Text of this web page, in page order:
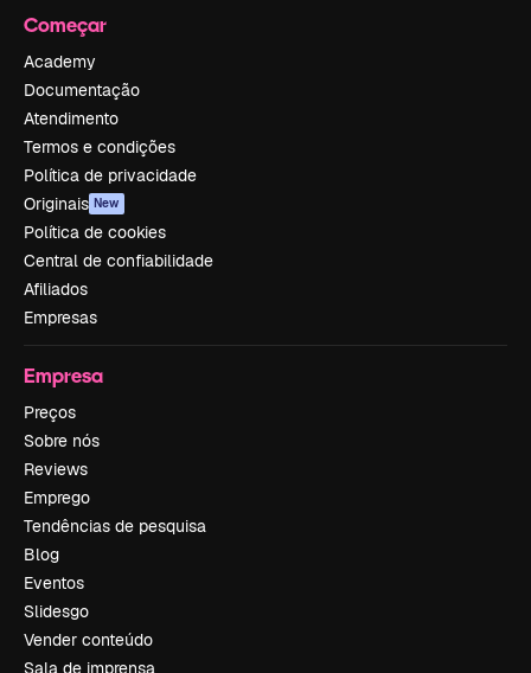
Começar
Academy
Documentação
Atendimento
Termos e condições
Política de privacidade
Originais New
Política de cookies
Central de confiabilidade
Afiliados
Empresas
Empresa
Preços
Sobre nós
Reviews
Emprego
Tendências de pesquisa
Blog
Eventos
Slidesgo
Vender conteúdo
Sala de imprensa